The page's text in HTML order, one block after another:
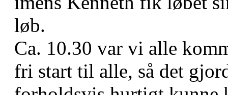
løb.
Ca. 10.30 var vi alle
fri start til alle, så det